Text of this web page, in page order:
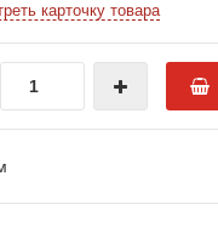
карточку товара